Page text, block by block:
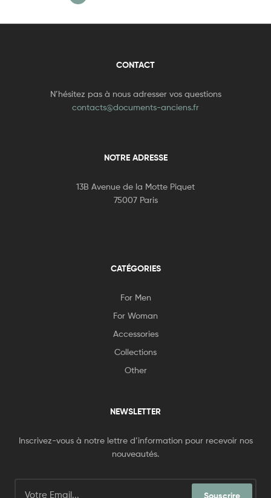
CONTACT
N’hésitez pas à nous adresser vos questions
contacts@documents-anciens.fr
NOTRE ADRESSE
13B Avenue de la Motte Piquet
75007 Paris
CATÉGORIES
For Men
For Woman
Accessories
Collections
Other
NEWSLETTER
Inscrivez-vous à notre lettre d’information pour recevoir nos
nouveautés.
Souscrire